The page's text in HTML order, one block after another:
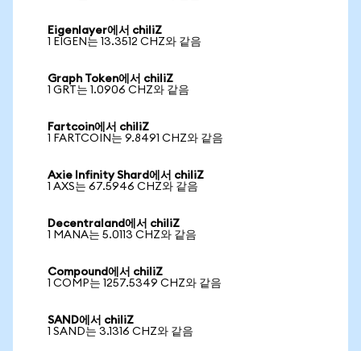
Eigenlayer에서 chiliZ
1 EIGEN는 13.3512 CHZ와 같음
Graph Token에서 chiliZ
1 GRT는 1.0906 CHZ와 같음
Fartcoin에서 chiliZ
1 FARTCOIN는 9.8491 CHZ와 같음
Axie Infinity Shard에서 chiliZ
1 AXS는 67.5946 CHZ와 같음
Decentraland에서 chiliZ
1 MANA는 5.0113 CHZ와 같음
Compound에서 chiliZ
1 COMP는 1257.5349 CHZ와 같음
SAND에서 chiliZ
1 SAND는 3.1316 CHZ와 같음